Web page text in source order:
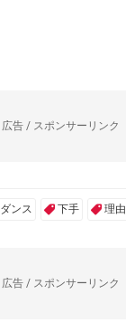
広告 / スポンサーリンク
ダンス 下手 理由
広告 / スポンサーリンク